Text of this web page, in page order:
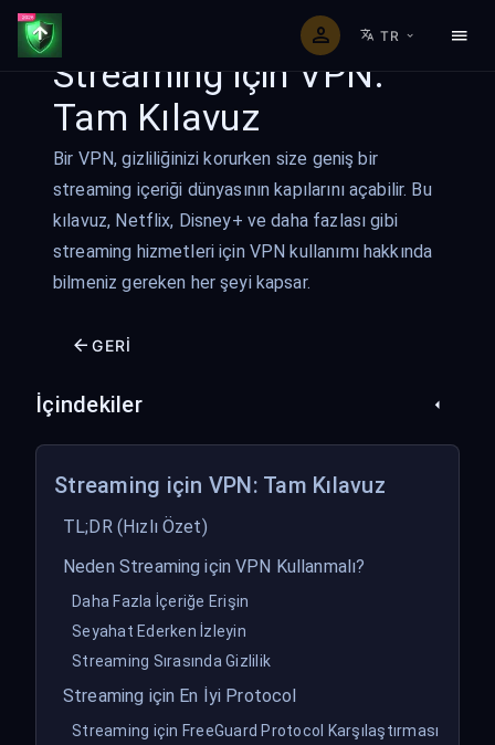
TR
Streaming için VPN:
Tam Kılavuz
Bir VPN, gizliliğinizi korurken size geniş bir
streaming içeriği dünyasının kapılarını açabilir. Bu
kılavuz, Netflix, Disney+ ve daha fazlası gibi
streaming hizmetleri için VPN kullanımı hakkında
bilmeniz gereken her şeyi kapsar.
GERI
İçindekiler
Streaming için VPN: Tam Kılavuz
TL;DR (Hızlı Özet)
Neden Streaming için VPN Kullanmalı?
Daha Fazla İçeriğe Erişin
Seyahat Ederken İzleyin
Streaming Sırasında Gizlilik
Streaming için En İyi Protocol
Streaming için FreeGuard Protocol Karşılaştırması